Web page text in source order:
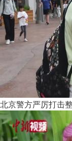
北京警方严厉打击